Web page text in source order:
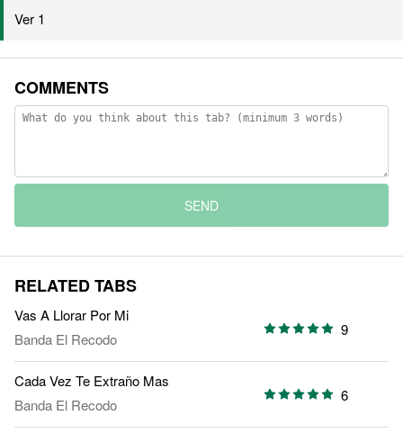
Ver 1
COMMENTS
SEND
RELATED TABS
Vas A Llorar Por Mi
Banda El Recodo
9
Cada Vez Te Extraño Mas
Banda El Recodo
6